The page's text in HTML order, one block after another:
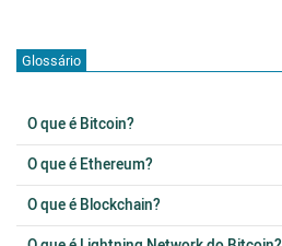
Glossário
O que é Bitcoin?
O que é Ethereum?
O que é Blockchain?